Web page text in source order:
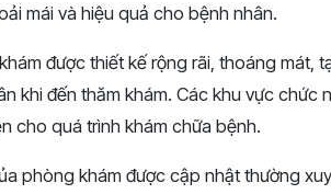
mái và hiệu quả cho bệnh nhân.
được thiết kế rộng rãi, thoáng mát,
khi đến thăm khám. Các khu vực chức
cho quá trình khám chữa bệnh.
phòng khám được cập nhật thường